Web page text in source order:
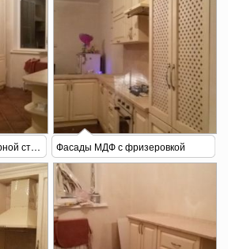
Классическая кухня с барной стойкой Фасады МДФ с фризеровкой